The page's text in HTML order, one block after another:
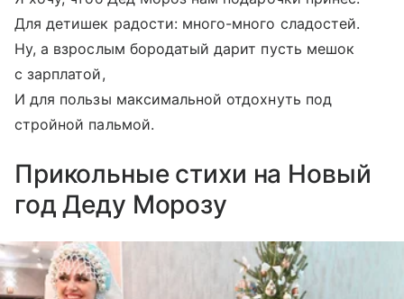
Для детишек радости: много-много сладостей.
Ну, а взрослым бородатый дарит пусть мешок
с зарплатой,
И для пользы максимальной отдохнуть под
стройной пальмой.
Прикольные стихи на Новый
год Деду Морозу